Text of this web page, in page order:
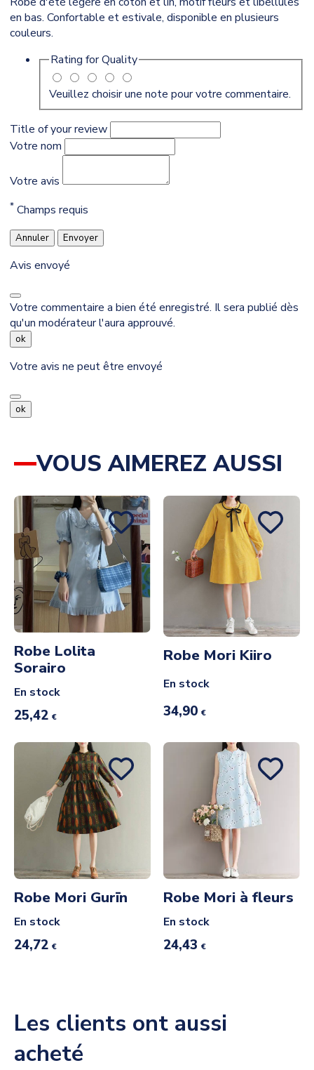
en bas. Confortable et estivale, disponible en plusieurs
couleurs.
Rating forQuality
Veuillez choisir une note pour votre commentaire.
Title of your review
Votre nom
Votre avis
* Champs requis
Annuler Envoyer
Avis envoyé
Votre commentaire a bien été enregistré. Il sera publié dès
qu'un modérateur l'aura approuvé.
ok
Votre avis ne peut être envoyé
ok
VOUS AIMEREZ AUSSI
Robe Lolita
Sorairo
En stock
25,42 €
Robe Mori Kiiro
En stock
34,90 €
Robe Mori Gurīn
En stock
24,72 €
Robe Mori à fleurs
En stock
24,43 €
Les clients ont aussi
acheté